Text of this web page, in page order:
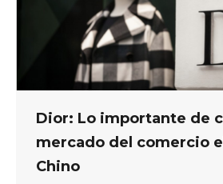
Dior: Lo importante de
mercado del comercio
Chino